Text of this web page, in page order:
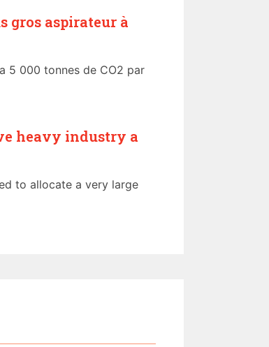
gros aspirateur à
5 000 tonnes de CO2 par
heavy industry a
to allocate a very large